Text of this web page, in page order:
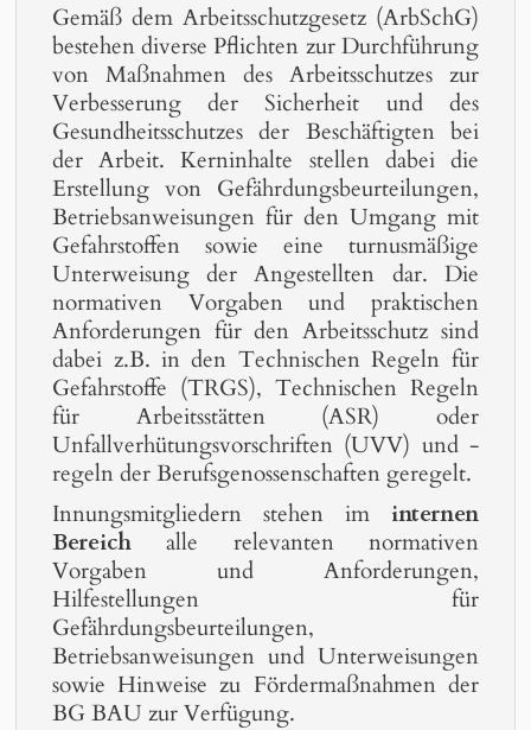
Gemäß dem Arbeitsschutzgesetz (ArbSchG)
bestehen diverse Pflichten zur Durchführung
von Maßnahmen des Arbeitsschutzes zur
Verbesserung der Sicherheit und des
Gesundheitsschutzes der Beschäftigten bei
der Arbeit. Kerninhalte stellen dabei die
Erstellung von Gefährdungsbeurteilungen,
Betriebsanweisungen für den Umgang mit
Gefahrstoffen sowie eine turnusmäßige
Unterweisung der Angestellten dar. Die
normativen Vorgaben und praktischen
Anforderungen für den Arbeitsschutz sind
dabei z.B. in den Technischen Regeln für
Gefahrstoffe (TRGS), Technischen Regeln
für Arbeitsstätten (ASR) oder
Unfallverhütungsvorschriften (UVV) und -
regeln der Berufsgenossenschaften geregelt.
Innungsmitgliedern stehen im internen
Bereich alle relevanten normativen
Vorgaben und Anforderungen,
Hilfestellungen für
Gefährdungsbeurteilungen,
Betriebsanweisungen und Unterweisungen
sowie Hinweise zu Fördermaßnahmen der
BG BAU zur Verfügung.